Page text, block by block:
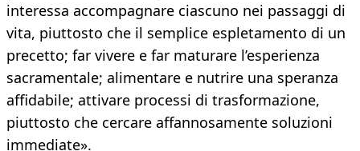
interessa accompagnare ciascuno nei passaggi di
vita, piuttosto che il semplice espletamento di un
precetto; far vivere e far maturare l’esperienza
sacramentale; alimentare e nutrire una speranza
affidabile; attivare processi di trasformazione,
piuttosto che cercare affannosamente soluzioni
immediate».